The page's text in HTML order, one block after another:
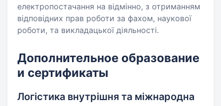
електропостачання на відмінно, з отриманням
відповідних прав роботи за фахом, наукової
роботи, та викладацької діяльності.
Дополнительное образование
и сертификаты
Логістика внутрішня та міжнародна